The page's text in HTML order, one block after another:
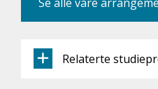
Relaterte